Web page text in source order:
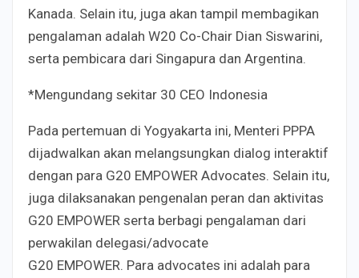
Kanada. Selain itu, juga akan tampil membagikan
pengalaman adalah W20 Co-Chair Dian Siswarini,
serta pembicara dari Singapura dan Argentina.
*Mengundang sekitar 30 CEO Indonesia
Pada pertemuan di Yogyakarta ini, Menteri PPPA
dijadwalkan akan melangsungkan dialog interaktif
dengan para G20 EMPOWER Advocates. Selain itu,
juga dilaksanakan pengenalan peran dan aktivitas
G20 EMPOWER serta berbagi pengalaman dari
perwakilan delegasi/advocate
G20 EMPOWER. Para advocates ini adalah para